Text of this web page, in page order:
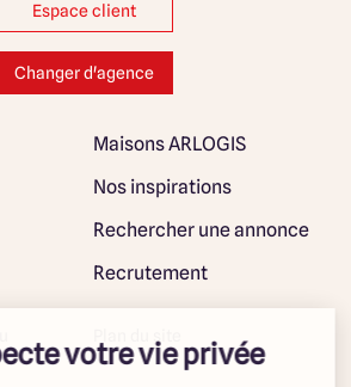
Espace client
Changer d'agence
Maisons ARLOGIS
Nos inspirations
Rechercher une annonce
Recrutement